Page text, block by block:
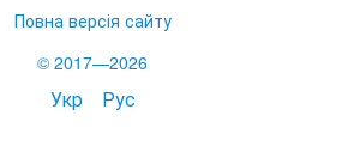
Повна версія сайту
© 2017—2026
Укр Рус